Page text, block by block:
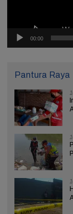
00:00
Pantura Raya